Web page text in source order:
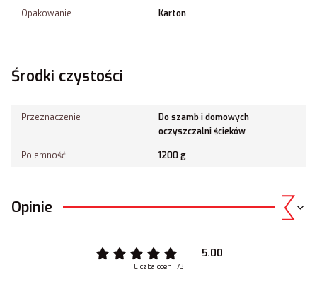
Opakowanie Karton
Środki czystości
Przeznaczenie
Do szamb i domowych
oczyszczalni ścieków
Pojemność 1200 g
Opinie
5.00
Liczba ocen: 73